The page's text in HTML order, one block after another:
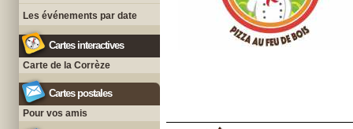
Les événements par date
Cartes interactives
Carte de la Corrèze
Cartes postales
Pour vos amis